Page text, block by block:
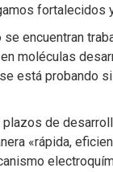
se encuentran
moléculas
está probando
de
«rápida,